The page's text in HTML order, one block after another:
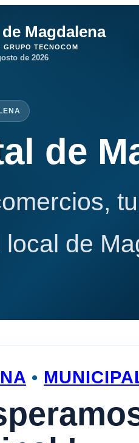
Magdalena
GRUPO TECNOCOM
de 2026
de
de
•